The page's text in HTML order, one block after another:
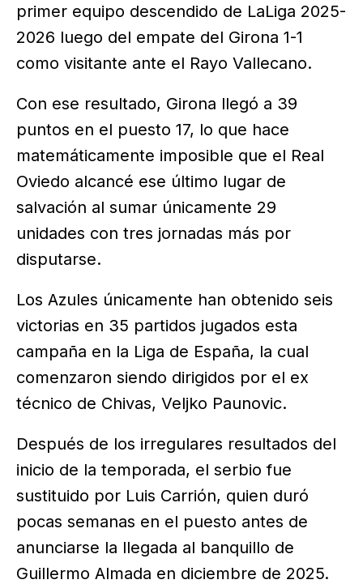
primer equipo descendido de LaLiga 2025-
2026 luego del empate del Girona 1-1
como visitante ante el Rayo Vallecano.
Con ese resultado, Girona llegó a 39
puntos en el puesto 17, lo que hace
matemáticamente imposible que el Real
Oviedo alcancé ese último lugar de
salvación al sumar únicamente 29
unidades con tres jornadas más por
disputarse.
Los Azules únicamente han obtenido seis
victorias en 35 partidos jugados esta
campaña en la Liga de España, la cual
comenzaron siendo dirigidos por el ex
técnico de Chivas, Veljko Paunovic.
Después de los irregulares resultados del
inicio de la temporada, el serbio fue
sustituido por Luis Carrión, quien duró
pocas semanas en el puesto antes de
anunciarse la llegada al banquillo de
Guillermo Almada en diciembre de 2025.